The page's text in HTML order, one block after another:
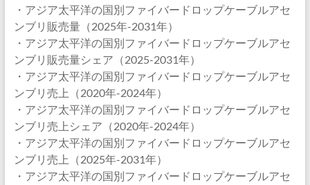
・アジア太平洋の国別ファイバードロップケーブルアセ
ンブリ販売量（2025年-2031年）
・アジア太平洋の国別ファイバードロップケーブルアセ
ンブリ販売量シェア（2025-2031年）
・アジア太平洋の国別ファイバードロップケーブルアセ
ンブリ売上（2020年-2024年）
・アジア太平洋の国別ファイバードロップケーブルアセ
ンブリ売上シェア（2020年-2024年）
・アジア太平洋の国別ファイバードロップケーブルアセ
ンブリ売上（2025年-2031年）
・アジア太平洋の国別ファイバードロップケーブルアセ